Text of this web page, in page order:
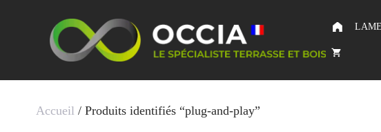
Accueil / Produits identifiés “plug-and-play”